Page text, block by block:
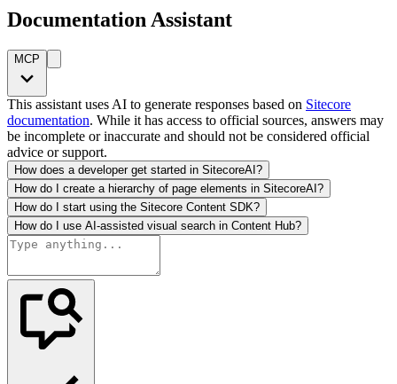
Documentation Assistant
MCP
This assistant uses AI to generate responses based on Sitecore
documentation. While it has access to official sources, answers may
be incomplete or inaccurate and should not be considered official
advice or support.
How does a developer get started in SitecoreAI?
How do I create a hierarchy of page elements in SitecoreAI?
How do I start using the Sitecore Content SDK?
How do I use AI-assisted visual search in Content Hub?